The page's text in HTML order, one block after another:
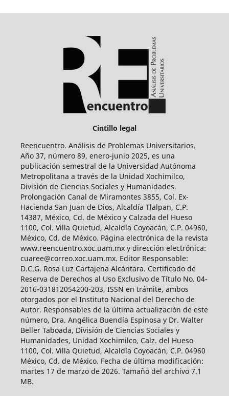
Cintillo legal
Reencuentro. Análisis de Problemas Universitarios.
Año 37, número 89, enero-junio 2025, es una
publicación semestral de la Universidad Autónoma
Metropolitana a través de la Unidad Xochimilco,
División de Ciencias Sociales y Humanidades.
Prolongación Canal de Miramontes 3855, Col. Ex-
Hacienda San Juan de Dios, Alcaldía Tlalpan, C.P.
14387, México, Cd. de México y Calzada del Hueso
1100, Col. Villa Quietud, Alcaldía Coyoacán, C.P. 04960,
México, Cd. de México. Página electrónica de la revista
www.reencuentro.xoc.uam.mx y dirección electrónica:
cuaree@correo.xoc.uam.mx. Editor Responsable:
D.C.G. Rosa Luz Cartajena Alcántara. Certificado de
Reserva de Derechos al Uso Exclusivo de Título No. 04-
2016-031812054200-203, ISSN en trámite, ambos
otorgados por el Instituto Nacional del Derecho de
Autor. Responsables de la última actualización de este
número, Dra. Angélica Buendía Espinosa y Dr. Walter
Beller Taboada, División de Ciencias Sociales y
Humanidades, Unidad Xochimilco, Calz. del Hueso
1100, Col. Villa Quietud, Alcaldía Coyoacán, C.P. 04960
México, Cd. de México. Fecha de última modificación:
martes 17 de marzo de 2026. Tamaño del archivo 7.1
MB.